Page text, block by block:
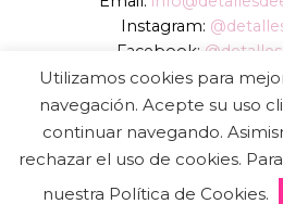
Instagram:
Facebook:
TikTok:
Página web:
Copyright 2026 ©
Utilizamos cookies para
navegación. Acepte su uso
continuar navegando.
rechazar el uso de cookies.
nuestra Política de Cookies.